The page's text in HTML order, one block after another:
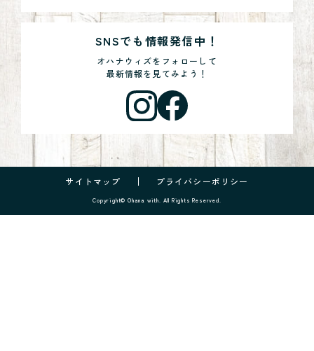
SNSでも情報発信中！
オハナウィズをフォローして
最新情報を見てみよう！
サイトマップ プライバシーポリシー
Copyright© Ohana with. All Rights Reserved.